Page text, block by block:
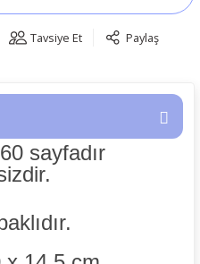
Tavsiye Et Paylaş
sayfadır